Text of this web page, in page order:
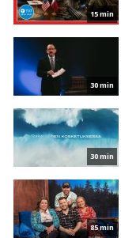
15 min
30 min
30 min
85 min